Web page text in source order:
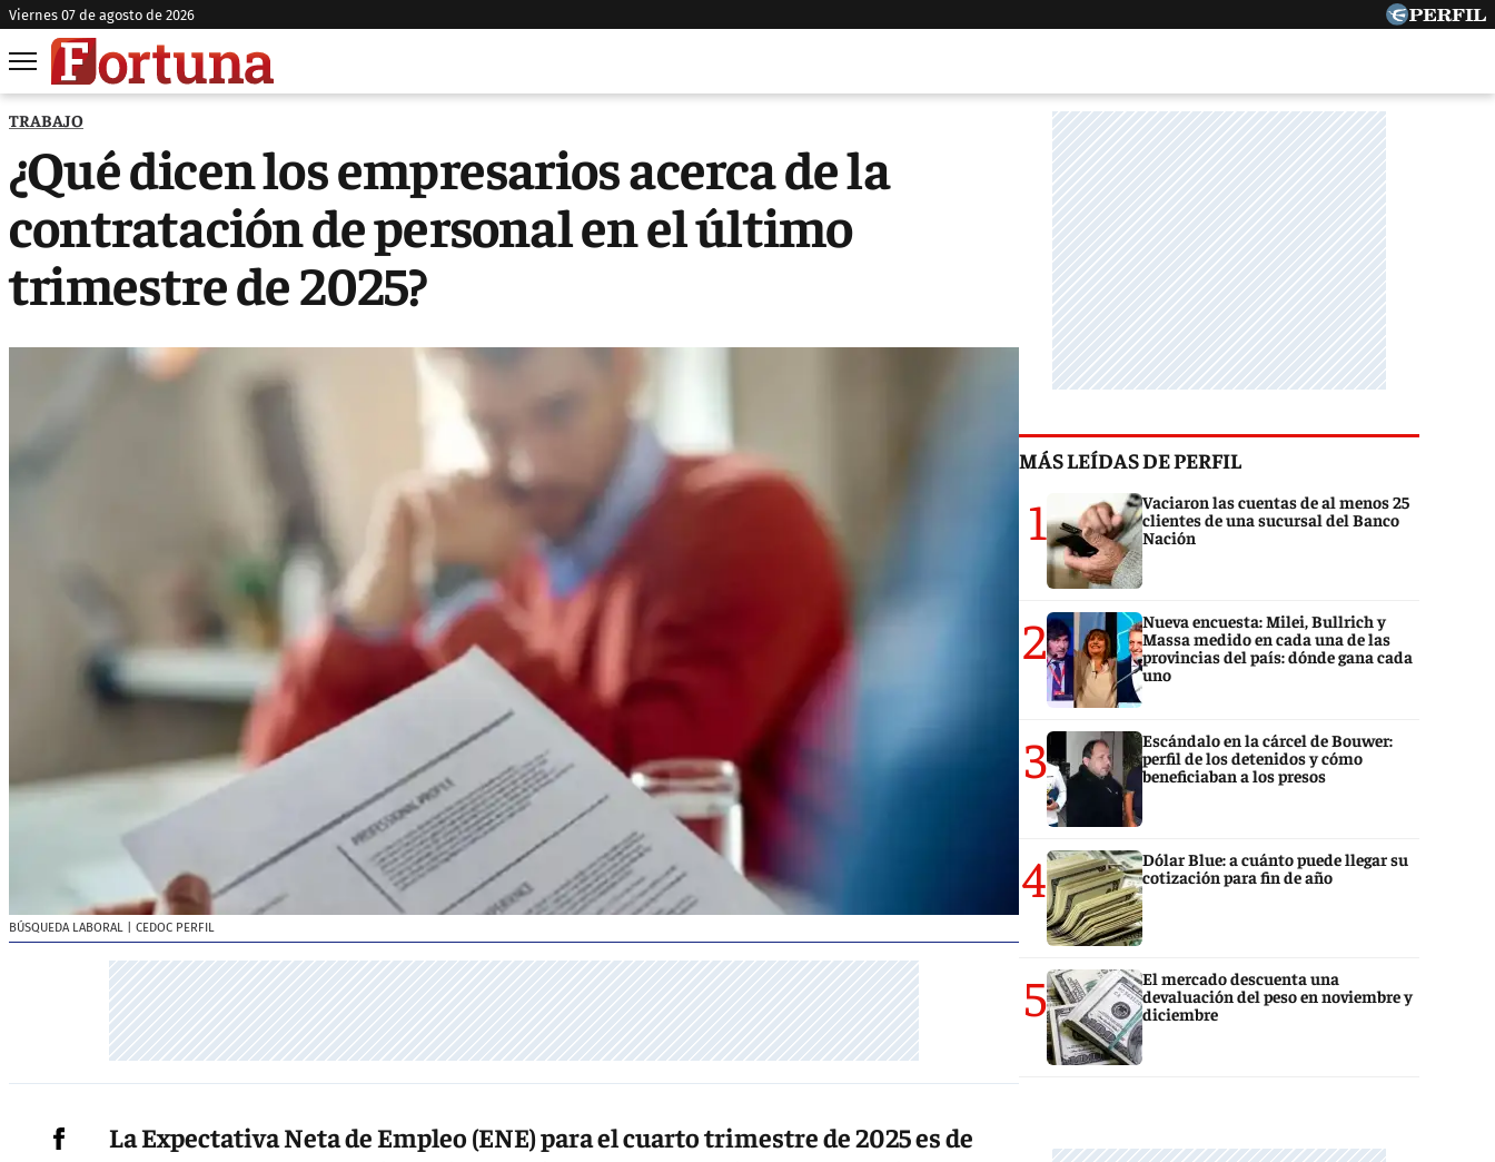
viernes 07 de agosto de 2026
TRABAJO
¿Qué dicen los empresarios acerca de la
contratación de personal en el último
trimestre de 2025?
BÚSQUEDA LABORAL | CEDOC PERFIL
La Expectativa Neta de Empleo (ENE) para el cuarto trimestre de 2025 es de
MÁS LEÍDAS DE PERFIL
1
Vaciaron las cuentas de al menos 25
clientes de una sucursal del Banco
Nación
2
Nueva encuesta: Milei, Bullrich y
Massa medido en cada una de las
provincias del país: dónde gana cada
uno
3
Escándalo en la cárcel de Bouwer:
perfil de los detenidos y cómo
beneficiaban a los presos
4
Dólar Blue: a cuánto puede llegar su
cotización para fin de año
5
El mercado descuenta una
devaluación del peso en noviembre y
diciembre